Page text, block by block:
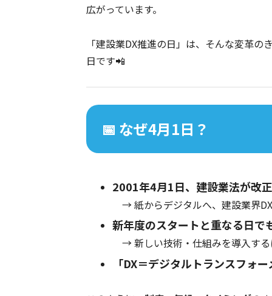
広がっています。
「建設業DX推進の日」は、そんな変革
日です📲
📅 なぜ4月1日？
2001年4月1日、建設業法が改
→ 紙からデジタルへ、建設業界
新年度のスタートと重なる日で
→ 新しい技術・仕組みを導入す
「DX＝デジタルトランスフォ